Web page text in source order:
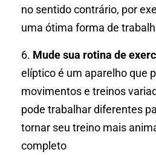
no sentido contrário, por
uma ótima forma de
6. Mude sua rotina de
elíptico é um aparelho que
movimentos e treinos
pode trabalhar diferentes
tornar seu treino mais
completo